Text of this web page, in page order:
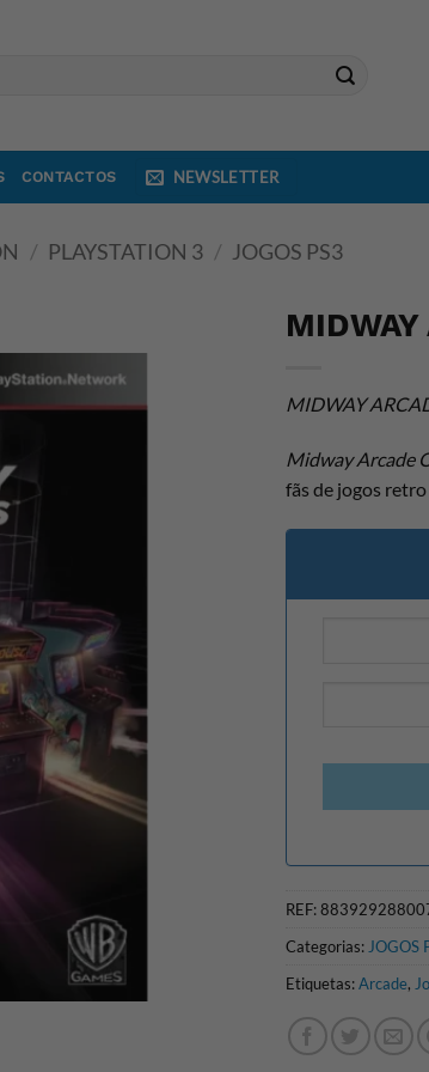
CONTACTOS NEWSLETTER
/ PLAYSTATION 3 / JOGOS PS3
MIDWAY
Midway Arcade
fãs de jogos
REF:
Categorias: JOGOS
Etiquetas:Arcade,